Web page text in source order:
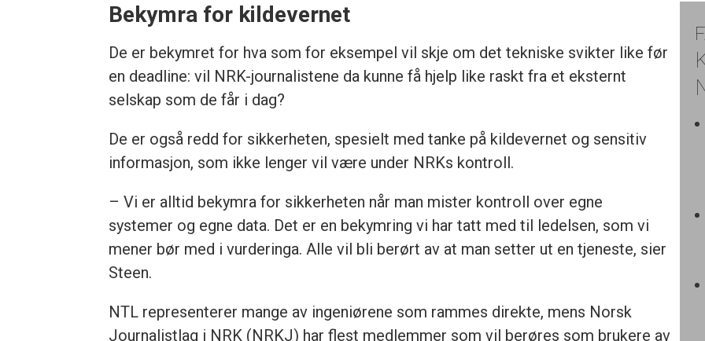
Bekymra for kildevernet
De er bekymret for hva som for eksempel vil skje om det tekniske svikter like før
en deadline: vil NRK-journalistene da kunne få hjelp like raskt fra et eksternt
selskap som de får i dag?
De er også redd for sikkerheten, spesielt med tanke på kildevernet og sensitiv
informasjon, som ikke lenger vil være under NRKs kontroll.
– Vi er alltid bekymra for sikkerheten når man mister kontroll over egne
systemer og egne data. Det er en bekymring vi har tatt med til ledelsen, som vi
mener bør med i vurderinga. Alle vil bli berørt av at man setter ut en tjeneste, sier
Steen.
NTL representerer mange av ingeniørene som rammes direkte, mens Norsk
Journalistlag i NRK (NRKJ) har flest medlemmer som vil berøres som brukere av